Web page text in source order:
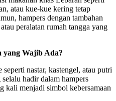
atau kue-kue kering tetap
hampers dengan tambahan
peralatan rumah tangga yang
yang Wajib Ada?
seperti nastar, kastengel, atau putri
hadir dalam hampers
kali menjadi simbol kebersamaan